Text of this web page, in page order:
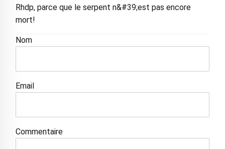
Rhdp, parce que le serpent n&#39;est pas encore
mort!
Nom
Email
Commentaire